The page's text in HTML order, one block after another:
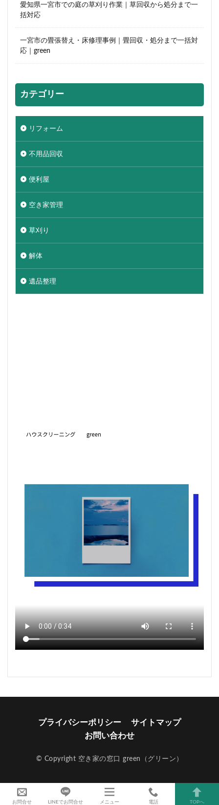
愛知県一宮市での庭の草刈り作業｜草回収から処分まで一
括対応
一宮市の畳張替え・床修理事例｜畳回収・処分まで一括対
応｜green
カテゴリー
リフォーム
不用品回収
便利屋
空き家管理
草刈り
解体
遺品整理
プライバシーポリシー
サイトマップ
お問い合わせ
© Copyright 空き家の窓口 green（グリーン）
お問合せ LINEでお問合せ メニュー 電話 TOPへ